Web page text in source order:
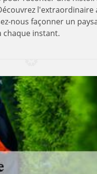
l'extraordinaire
nous façonner un
chaque instant.